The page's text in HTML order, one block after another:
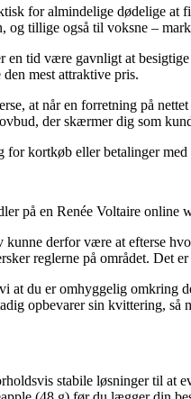
for almindelige dødelige at
og tillige også til voksne –
en tid være gavnligt at
den mest attraktive pris.
at når en forretning på
der skærmer dig som
for kortkøb eller betalinger
på en Renée Voltaire online
kunne derfor være at efterse
reglerne på området.
at du er omhyggelig omkring
opbevarer sin kvittering,
stabile løsninger til at